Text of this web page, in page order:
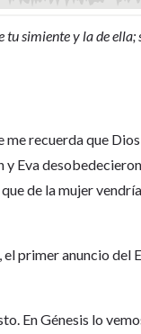
simiente y la de
recuerda que
Eva
de la mujer
el primer anuncio del
En Génesis lo